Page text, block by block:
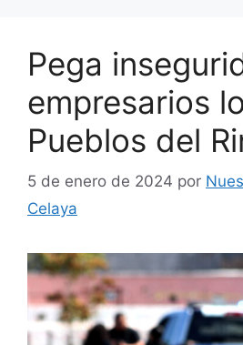
Pega
empresarios
Pueblos del
5 de enero de 2024 por
Celaya